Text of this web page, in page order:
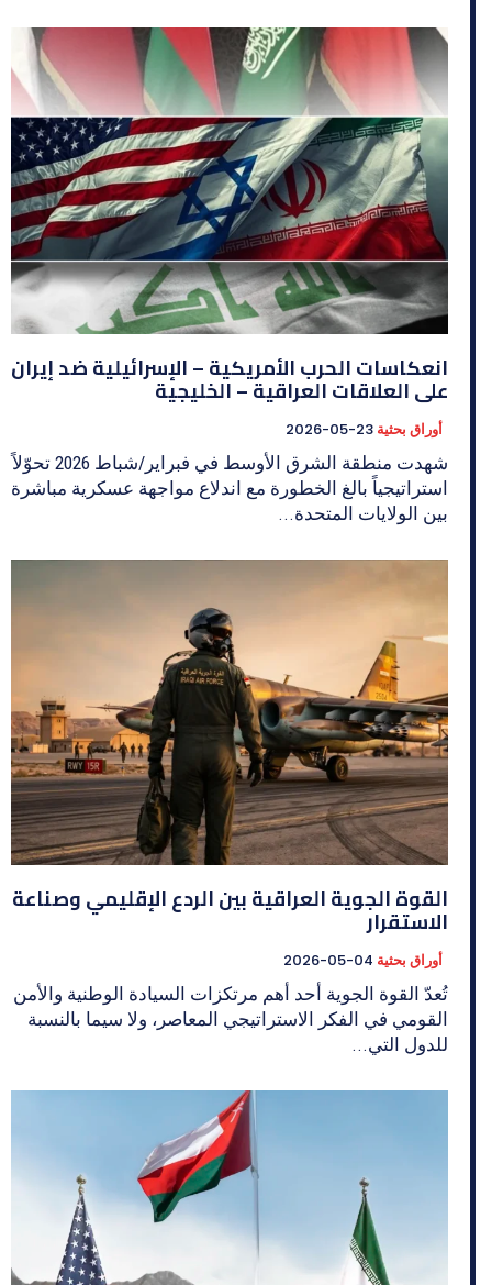
انعكاسات الحرب الأمريكية – الإسرائيلية ضد إيران
على العلاقات العراقية – الخليجية
أوراق بحثية 2026-05-23
شهدت منطقة الشرق الأوسط في فبراير/شباط 2026 تحوّلاً
استراتيجياً بالغ الخطورة مع اندلاع مواجهة عسكرية مباشرة
بين الولايات المتحدة...
القوة الجوية العراقية بين الردع الإقليمي وصناعة
الاستقرار
أوراق بحثية 2026-05-04
تُعدّ القوة الجوية أحد أهم مرتكزات السيادة الوطنية والأمن
القومي في الفكر الاستراتيجي المعاصر، ولا سيما بالنسبة
للدول التي...